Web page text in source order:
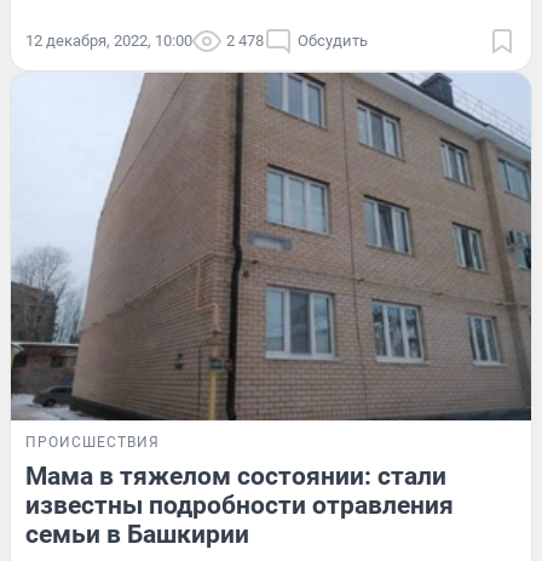
12 декабря, 2022, 10:00 2 478 Обсудить
ПРОИСШЕСТВИЯ
Мама в тяжелом состоянии: стали
известны подробности отравления
семьи в Башкирии